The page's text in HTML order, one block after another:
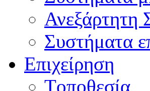
Ανεξάρτητη
Συστήματα
Επιχείρηση
Tοποθεσία